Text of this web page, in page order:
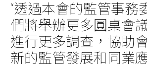
“透過本會的監管事務
們將舉辦更多圓桌會
進行更多調查，協助
新的監管發展和同業